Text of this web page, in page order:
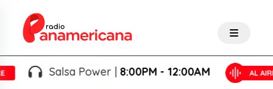
Salsa Power |8:00PM - 12:00AM